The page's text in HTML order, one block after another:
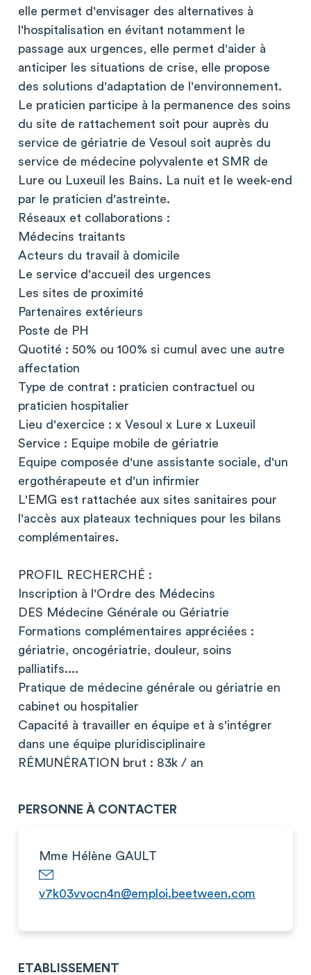
elle permet d'envisager des alternatives à
l'hospitalisation en évitant notamment le
passage aux urgences, elle permet d'aider à
anticiper les situations de crise, elle propose
des solutions d'adaptation de l'environnement.
Le praticien participe à la permanence des soins
du site de rattachement soit pour auprès du
service de gériatrie de Vesoul soit auprès du
service de médecine polyvalente et SMR de
Lure ou Luxeuil les Bains. La nuit et le week-end
par le praticien d'astreinte.
Réseaux et collaborations :
Médecins traitants
Acteurs du travail à domicile
Le service d'accueil des urgences
Les sites de proximité
Partenaires extérieurs
Poste de PH
Quotité : 50% ou 100% si cumul avec une autre
affectation
Type de contrat : praticien contractuel ou
praticien hospitalier
Lieu d'exercice : x Vesoul x Lure x Luxeuil
Service : Equipe mobile de gériatrie
Equipe composée d'une assistante sociale, d'un
ergothérapeute et d'un infirmier
L'EMG est rattachée aux sites sanitaires pour
l'accès aux plateaux techniques pour les bilans
complémentaires.
PROFIL RECHERCHÉ :
Inscription à l'Ordre des Médecins
DES Médecine Générale ou Gériatrie
Formations complémentaires appréciées :
gériatrie, oncogériatrie, douleur, soins
palliatifs....
Pratique de médecine générale ou gériatrie en
cabinet ou hospitalier
Capacité à travailler en équipe et à s'intégrer
dans une équipe pluridisciplinaire
RÉMUNÉRATION brut : 83k / an
PERSONNE À CONTACTER
Mme Hélène GAULT
v7k03vvocn4n@emploi.beetween.com
ETABLISSEMENT